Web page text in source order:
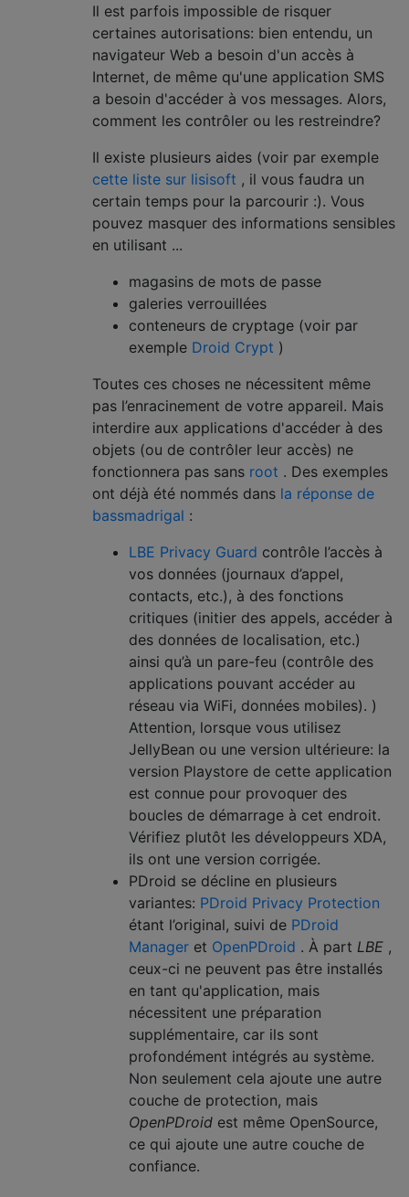
Il est parfois impossible de risquer
certaines autorisations: bien entendu, un
navigateur Web a besoin d'un accès à
Internet, de même qu'une application SMS
a besoin d'accéder à vos messages. Alors,
comment les contrôler ou les restreindre?
Il existe plusieurs aides (voir par exemple
cette liste sur lisisoft , il vous faudra un
certain temps pour la parcourir :). Vous
pouvez masquer des informations sensibles
en utilisant ...
magasins de mots de passe
galeries verrouillées
conteneurs de cryptage (voir par
exemple Droid Crypt )
Toutes ces choses ne nécessitent même
pas l’enracinement de votre appareil. Mais
interdire aux applications d'accéder à des
objets (ou de contrôler leur accès) ne
fonctionnera pas sans root . Des exemples
ont déjà été nommés dans la réponse de
bassmadrigal :
LBE Privacy Guard contrôle l’accès à
vos données (journaux d’appel,
contacts, etc.), à des fonctions
critiques (initier des appels, accéder à
des données de localisation, etc.)
ainsi qu’à un pare-feu (contrôle des
applications pouvant accéder au
réseau via WiFi, données mobiles). )
Attention, lorsque vous utilisez
JellyBean ou une version ultérieure: la
version Playstore de cette application
est connue pour provoquer des
boucles de démarrage à cet endroit.
Vérifiez plutôt les développeurs XDA,
ils ont une version corrigée.
PDroid se décline en plusieurs
variantes: PDroid Privacy Protection
étant l’original, suivi de PDroid
Manager et OpenPDroid . À part LBE ,
ceux-ci ne peuvent pas être installés
en tant qu'application, mais
nécessitent une préparation
supplémentaire, car ils sont
profondément intégrés au système.
Non seulement cela ajoute une autre
couche de protection, mais
OpenPDroid est même OpenSource,
ce qui ajoute une autre couche de
confiance.